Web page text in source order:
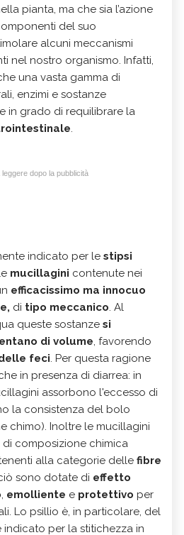
pianta, ma che sia l’azione
del suo
alcuni meccanismi
nel nostro organismo. Infatti,
una vasta gamma di
enzimi e sostanze
in grado di requilibrare la
.
dopo la pubblicità
indicato per le stipsi
mucillagini contenute nei
efficacissimo ma innocuo
di tipo meccanico. Al
queste sostanze si
di volume, favorendo
feci. Per questa ragione
in presenza di diarrea: in
assorbono l'eccesso di
la consistenza del bolo
chimo). Inoltre le mucillagini
composizione chimica
alla categorie delle fibre
sono dotate di effetto
, emolliente e protettivo per
Lo psillio è, in particolare, del
per la stitichezza in